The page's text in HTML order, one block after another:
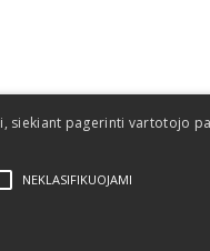
siekiant pagerinti vartotojo
NEKLASIFIKUOJAMI